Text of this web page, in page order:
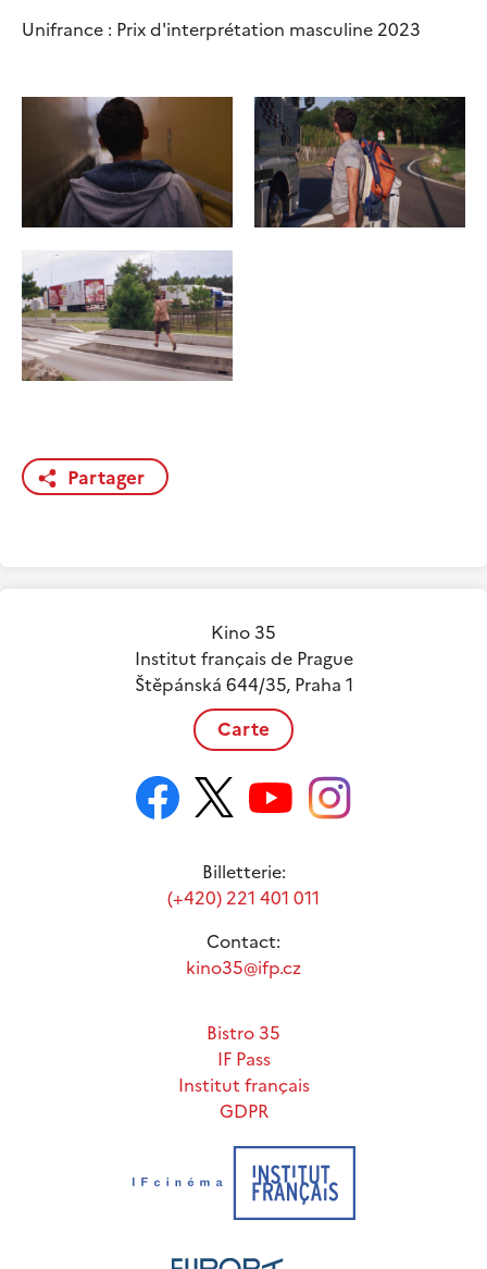
Unifrance : Prix d'interprétation masculine 2023
Partager
Kino 35
Institut français de Prague
Štěpánská 644/35, Praha 1
Carte
Billetterie:
(+420) 221 401 011
Contact:
kino35@ifp.cz
Bistro 35
IF Pass
Institut français
GDPR